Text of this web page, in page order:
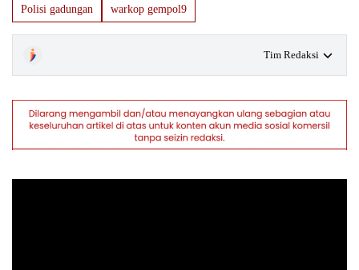
Polisi gadungan warkop gempol9
Tim Redaksi